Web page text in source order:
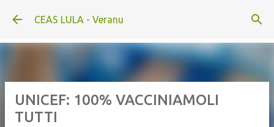
Passa ai contenuti principali
CEAS LULA - Veranu
UNICEF: 100% VACCINIAMOLI
TUTTI